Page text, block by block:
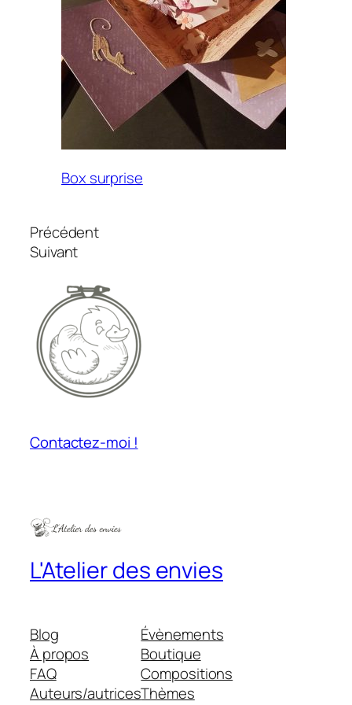
Box surprise
Précédent
Suivant
Contactez-moi !
L'Atelier des envies
Blog
À propos
FAQ
Auteurs/autrices
Évènements
Boutique
Compositions
Thèmes